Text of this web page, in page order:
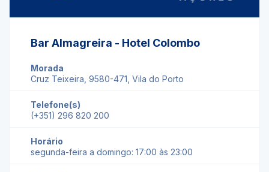
Bar Almagreira - Hotel Colombo
Morada
Cruz Teixeira, 9580-471, Vila do Porto
Telefone(s)
(+351) 296 820 200
Horário
segunda-feira a domingo: 17:00 às 23:00